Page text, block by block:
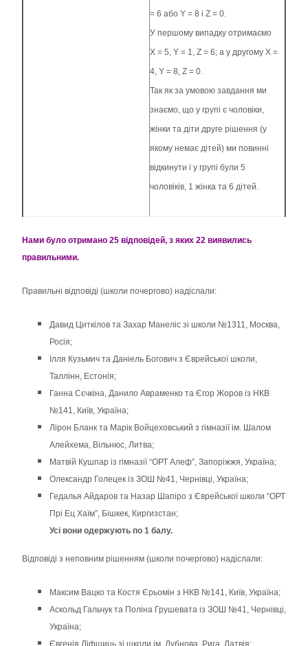
= 6 або Y = 8 і Z = 0.
У першому випадку отримаємо
X = 5, Y = 1, Z = 6; а у другому X =
4, Y = 8, Z = 0.
Так як за умовою завдання ми
знаємо, що у групі є чоловіки,
жінки та діти друге рішення (у
якому немає дітей) ми повинні
відкинути і у групі були 5
чоловіків, 1 жінка та 6 дітей.
Нами було отримано 25 відповідей, з яких 22 виявились
правильними.
Правильні відповіді (школи почергово) надіслали:
Давид Циткілов та Захар Манеліс зі школи №1311, Москва,
Росія;
Ілля Кузьмич та Даніель Богович з Єврейської школи,
Таллінн, Естонія;
Ганна Сєчкіна, Данило Авраменко та Єгор Жоров із НКВ
№141, Київ, Україна;
Лірон Бланк та Марік Войцеховський з гімназії ім. Шалом
Алейхема, Вільнюс, Литва;
Матвій Кушпар із гімназії “ОРТ Алеф”, Запоріжжя, Україна;
Олександр Голецек із ЗОШ №41, Чернівці, Україна;
Гедалья Айдаров та Назар Шапіро з Єврейської школи “ОРТ
Прі Ец Хаїм”, Бішкек, Киргизстан;
Усі вони одержують по 1 балу.
Відповіді з неповним рішенням (школи почергово) надіслали:
Максим Вацко та Костя Єрьомін з НКВ №141, Київ, Україна;
Аскольд Гальчук та Поліна Грушевата із ЗОШ №41, Чернівці,
Україна;
Євгенія Ліфшиць зі школи ім. Дубнова, Рига, Латвія;